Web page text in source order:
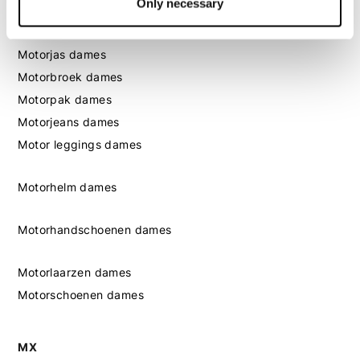
Only necessary
Motorkleding dames
Motorjas dames
Motorbroek dames
Motorpak dames
Motorjeans dames
Motor leggings dames
Motorhelm dames
Motorhandschoenen dames
Motorlaarzen dames
Motorschoenen dames
MX